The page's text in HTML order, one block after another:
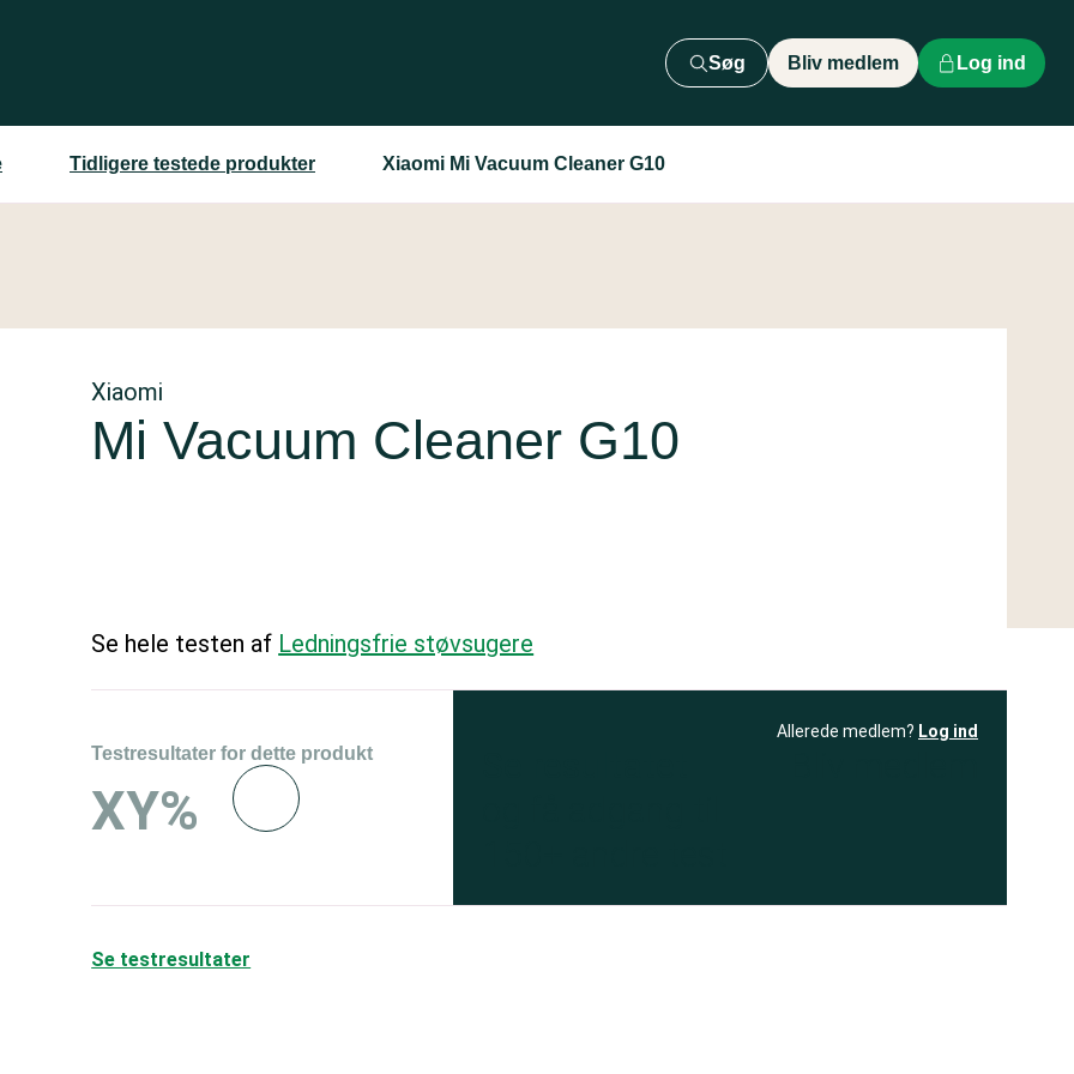
Søg Bliv medlem Log ind
Tidligere testede produkter Xiaomi Mi Vacuum Cleaner G10
Xiaomi
Mi Vacuum Cleaner G10
Se hele testen af Ledningsfrie støvsugere
Testresultater for dette produkt
XY%
Allerede medlem? Log ind
Se testresultater